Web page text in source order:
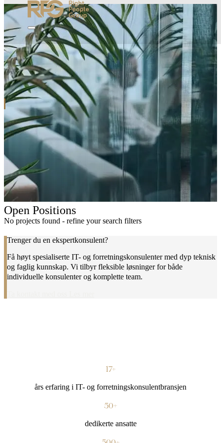
Open Positions
No projects found - refine your search filters
Trenger du en ekspertkonsulent?
Få høyt spesialiserte IT- og forretningskonsulenter med dyp teknisk
og faglig kunnskap. Vi tilbyr fleksible løsninger for både
individuelle konsulenter og komplette team.
17+
års erfaring i IT- og forretningskonsulentbransjen
50+
dedikerte ansatte